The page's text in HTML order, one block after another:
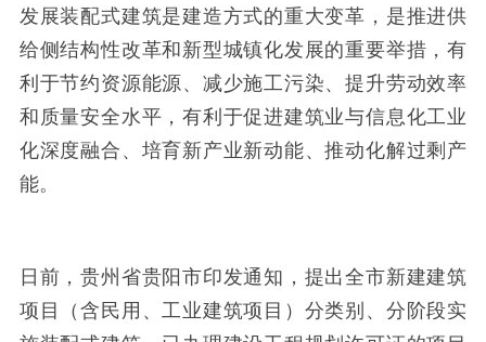
发展装配式建筑是建造方式的重大变革，是推进供
给侧结构性改革和新型城镇化发展的重要举措，有
利于节约资源能源、减少施工污染、提升劳动效率
和质量安全水平，有利于促进建筑业与信息化工业
化深度融合、培育新产业新动能、推动化解过剩产
能。
日前，贵州省贵阳市印发通知，提出全市新建建筑
项目（含民用、工业建筑项目）分类别、分阶段实